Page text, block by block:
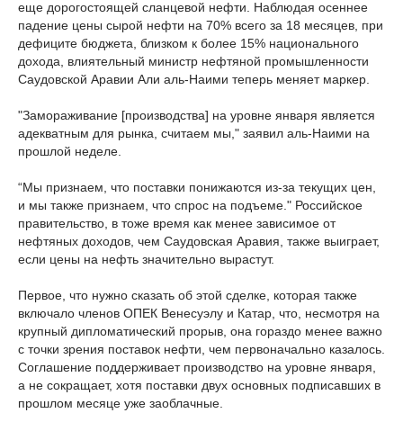
еще дорогостоящей сланцевой нефти. Наблюдая осеннее
падение цены сырой нефти на 70% всего за 18 месяцев, при
дефиците бюджета, близком к более 15% национального
дохода, влиятельный министр нефтяной промышленности
Саудовской Аравии Али аль-Наими теперь меняет маркер.
"Замораживание [производства] на уровне января является
адекватным для рынка, считаем мы," заявил аль-Наими на
прошлой неделе.
“Мы признаем, что поставки понижаются из-за текущих цен,
и мы также признаем, что спрос на подъеме." Российское
правительство, в тоже время как менее зависимое от
нефтяных доходов, чем Саудовская Аравия, также выиграет,
если цены на нефть значительно вырастут.
Первое, что нужно сказать об этой сделке, которая также
включало членов ОПЕК Венесуэлу и Катар, что, несмотря на
крупный дипломатический прорыв, она гораздо менее важно
с точки зрения поставок нефти, чем первоначально казалось.
Соглашение поддерживает производство на уровне января,
а не сокращает, хотя поставки двух основных подписавших в
прошлом месяце уже заоблачные.